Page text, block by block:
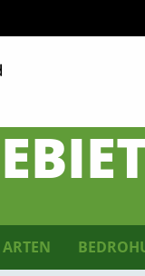
ARTEN